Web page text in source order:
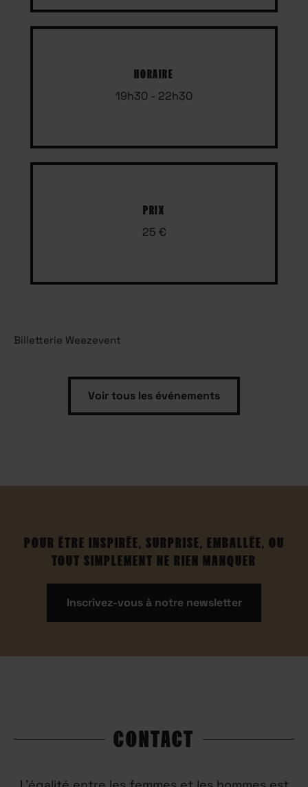
HORAIRE
19h30 - 22h30
PRIX
25 €
Billetterie Weezevent
Voir tous les événements
POUR ÊTRE INSPIRÉE, SURPRISE, EMBALLÉE, OU
TOUT SIMPLEMENT NE RIEN MANQUER
Inscrivez-vous à notre newsletter
CONTACT